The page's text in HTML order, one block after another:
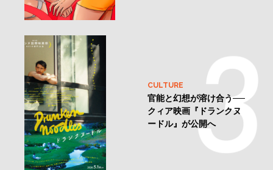
CULTURE
官能と幻想が溶け合う──
クィア映画『ドランクヌ
ードル』が公開へ